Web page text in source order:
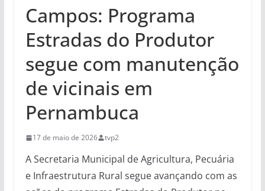
Campos: Programa
Estradas do Produtor
segue com manutenção
de vicinais em
Pernambuca
17 de maio de 2026 tvp2
A Secretaria Municipal de Agricultura, Pecuária
e Infraestrutura Rural segue avançando com as